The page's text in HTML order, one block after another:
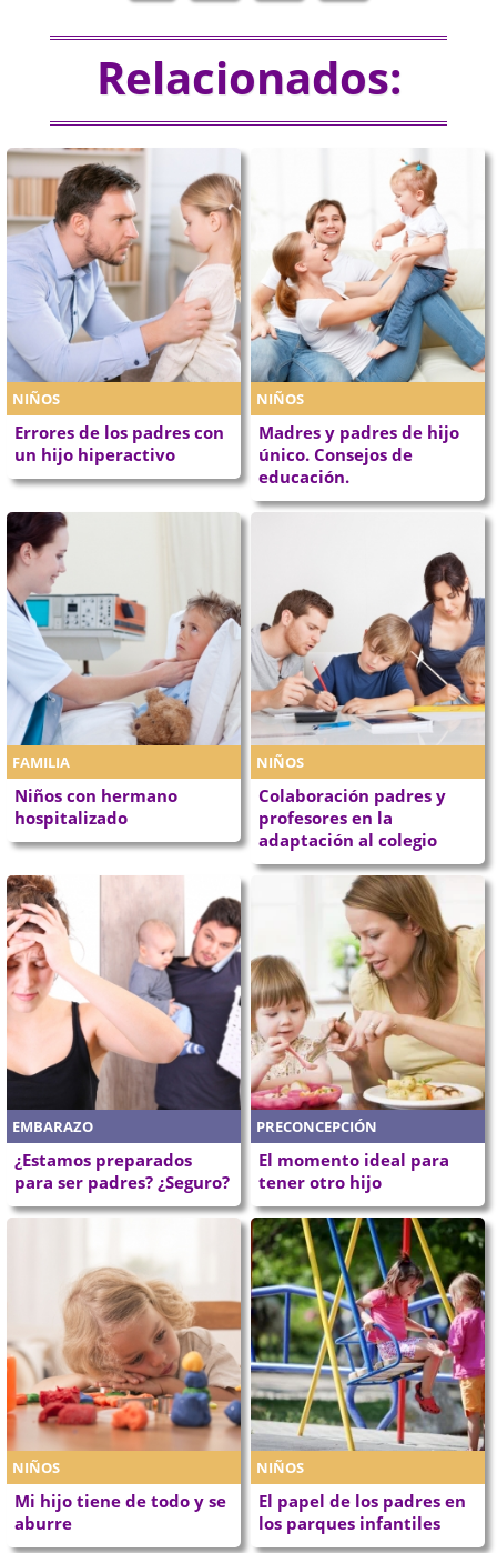
Relacionados:
NIÑOS
Errores de los padres con
un hijo hiperactivo
NIÑOS
Madres y padres de hijo
único. Consejos de
educación.
FAMILIA
Niños con hermano
hospitalizado
NIÑOS
Colaboración padres y
profesores en la
adaptación al colegio
EMBARAZO
¿Estamos preparados
para ser padres? ¿Seguro?
PRECONCEPCIÓN
El momento ideal para
tener otro hijo
NIÑOS
Mi hijo tiene de todo y se
aburre
NIÑOS
El papel de los padres en
los parques infantiles